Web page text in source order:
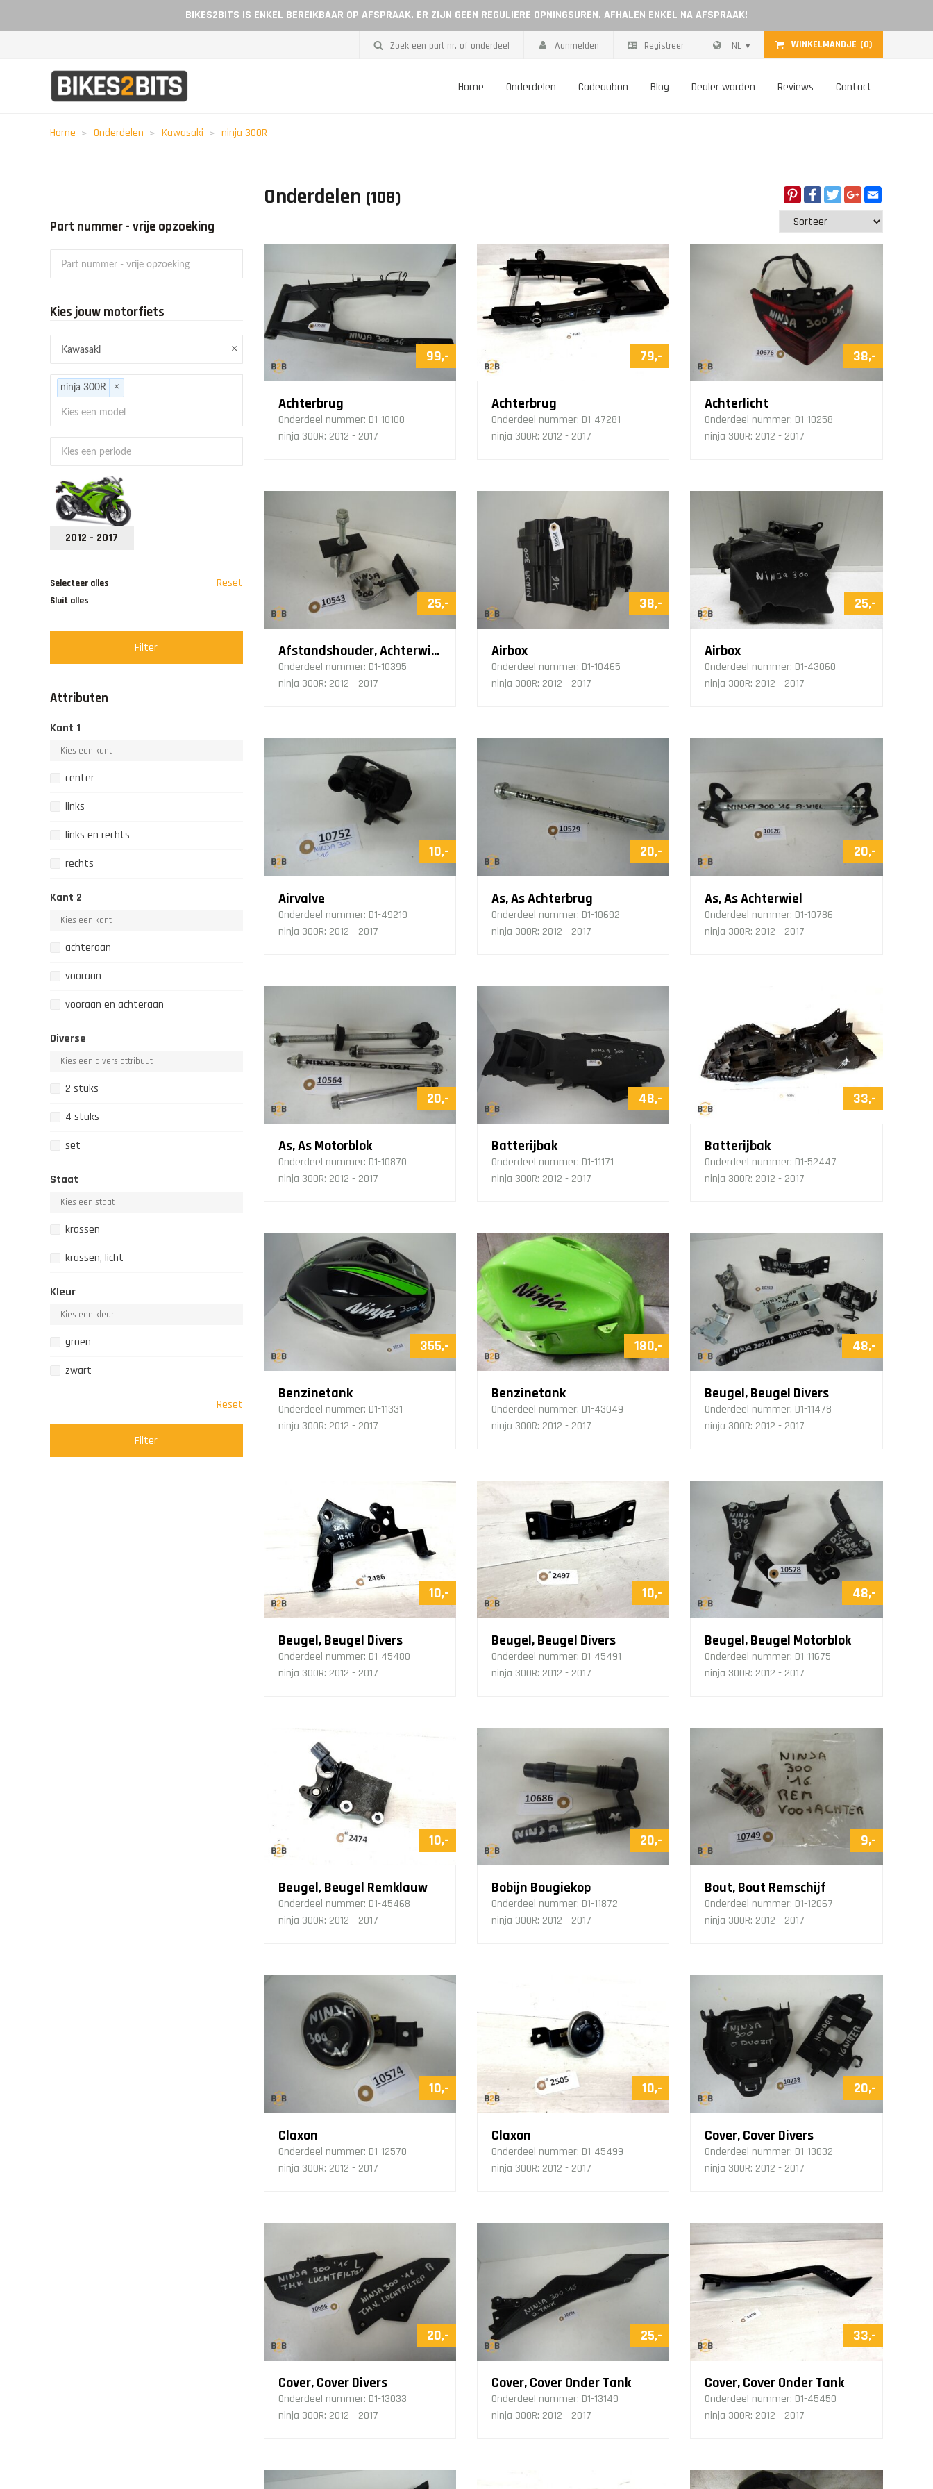
BIKES2BITS IS ENKEL BEREIKBAAR OP AFSPRAAK. ER ZIJN GEEN REGULIERE OPNINGSUREN. AFHALEN ENKEL NA AFSPRAAK!
WINKELMANDJE (0)
NL
Registreer
Aanmelden
Zoek een part nr. of onderdeel
Home Onderdelen Cadeaubon Blog Dealer worden Reviews Contact
Home Onderdelen Kawasaki ninja 300R
Onderdelen (108) Pinterest
Facebook
Twitter
Google+
Part nummer - vrije opzoeking
Kies jouw motorfiets
×
ninja 300R ×
2012 - 2017
Selecteer alles
Sluit alles
Reset
Filter
Attributen
Kant 1
center
links
links en rechts
rechts
Kant 2
achteraan
vooraan
vooraan en achteraan
Diverse
2 stuks
4 stuks
set
Staat
krassen
krassen, licht
Kleur
groen
zwart
Reset
Filter
99,-
Achterbrug
Onderdeel nummer: D1-10100
ninja 300R: 2012 - 2017
79,-
Achterbrug
Onderdeel nummer: D1-47281
ninja 300R: 2012 - 2017
38,-
Achterlicht
Onderdeel nummer: D1-10258
ninja 300R: 2012 - 2017
25,-
Afstandshouder, Achterwiel Regeling
Onderdeel nummer: D1-10395
ninja 300R: 2012 - 2017
38,-
Airbox
Onderdeel nummer: D1-10465
ninja 300R: 2012 - 2017
25,-
Airbox
Onderdeel nummer: D1-43060
ninja 300R: 2012 - 2017
10,-
Airvalve
Onderdeel nummer: D1-49219
ninja 300R: 2012 - 2017
20,-
As, As Achterbrug
Onderdeel nummer: D1-10692
ninja 300R: 2012 - 2017
20,-
As, As Achterwiel
Onderdeel nummer: D1-10786
ninja 300R: 2012 - 2017
20,-
As, As Motorblok
Onderdeel nummer: D1-10870
ninja 300R: 2012 - 2017
48,-
Batterijbak
Onderdeel nummer: D1-11171
ninja 300R: 2012 - 2017
33,-
Batterijbak
Onderdeel nummer: D1-52447
ninja 300R: 2012 - 2017
355,-
Benzinetank
Onderdeel nummer: D1-11331
ninja 300R: 2012 - 2017
180,-
Benzinetank
Onderdeel nummer: D1-43049
ninja 300R: 2012 - 2017
48,-
Beugel, Beugel Divers
Onderdeel nummer: D1-11478
ninja 300R: 2012 - 2017
10,-
Beugel, Beugel Divers
Onderdeel nummer: D1-45480
ninja 300R: 2012 - 2017
10,-
Beugel, Beugel Divers
Onderdeel nummer: D1-45491
ninja 300R: 2012 - 2017
48,-
Beugel, Beugel Motorblok
Onderdeel nummer: D1-11675
ninja 300R: 2012 - 2017
10,-
Beugel, Beugel Remklauw
Onderdeel nummer: D1-45468
ninja 300R: 2012 - 2017
20,-
Bobijn Bougiekop
Onderdeel nummer: D1-11872
ninja 300R: 2012 - 2017
9,-
Bout, Bout Remschijf
Onderdeel nummer: D1-12067
ninja 300R: 2012 - 2017
10,-
Claxon
Onderdeel nummer: D1-12570
ninja 300R: 2012 - 2017
10,-
Claxon
Onderdeel nummer: D1-45499
ninja 300R: 2012 - 2017
20,-
Cover, Cover Divers
Onderdeel nummer: D1-13032
ninja 300R: 2012 - 2017
20,-
Cover, Cover Divers
Onderdeel nummer: D1-13033
ninja 300R: 2012 - 2017
25,-
Cover, Cover Onder Tank
Onderdeel nummer: D1-13149
ninja 300R: 2012 - 2017
33,-
Cover, Cover Onder Tank
Onderdeel nummer: D1-45450
ninja 300R: 2012 - 2017